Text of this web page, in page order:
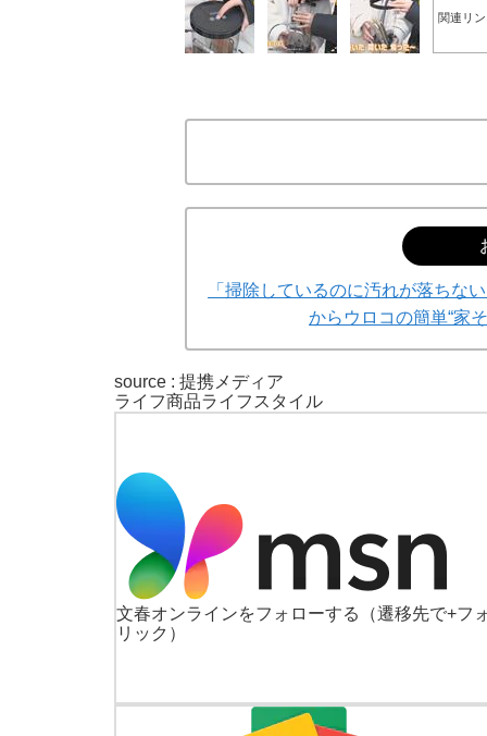
関連リ
「掃除しているのに汚れが落ちな
からウロコの簡単“家
source : 提携メディア
ライフ商品ライフスタイル
文春オンラインをフォローする
（遷移先で+フ
リック）